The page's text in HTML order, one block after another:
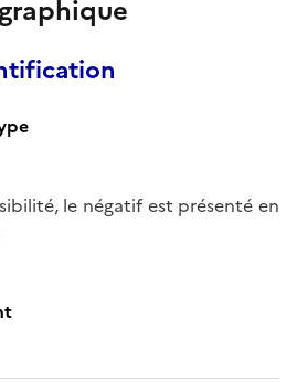
le négatif est présenté en